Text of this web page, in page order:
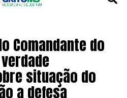
Comandante do
situação do
a defesa